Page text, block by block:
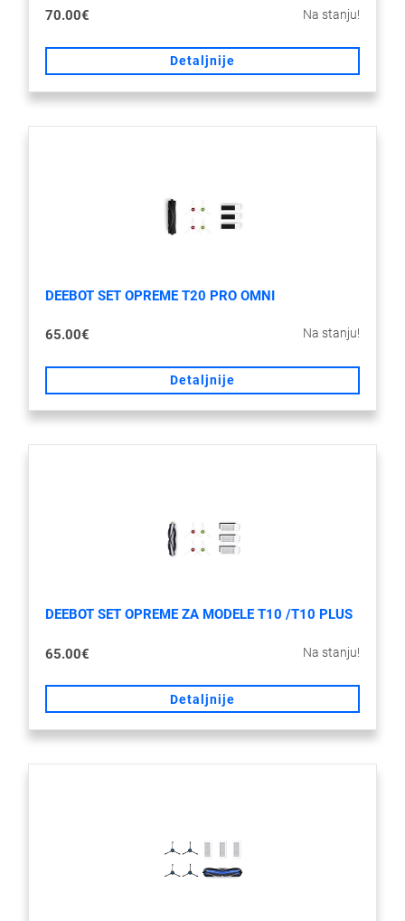
70.00€ Na stanju!
Detaljnije
DEEBOT SET OPREME T20 PRO OMNI
65.00€ Na stanju!
Detaljnije
DEEBOT SET OPREME ZA MODELE T10 /T10 PLUS
65.00€ Na stanju!
Detaljnije